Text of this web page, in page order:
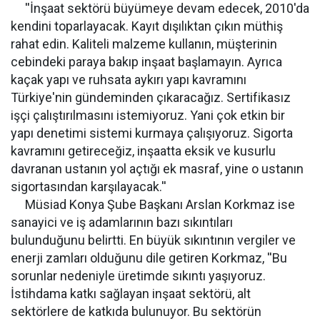
''İnşaat sektörü büyümeye devam edecek, 2010'da
kendini toparlayacak. Kayıt dışılıktan çıkın müthiş
rahat edin. Kaliteli malzeme kullanın, müşterinin
cebindeki paraya bakıp inşaat başlamayın. Ayrıca
kaçak yapı ve ruhsata aykırı yapı kavramını
Türkiye'nin gündeminden çıkaracağız. Sertifikasız
işçi çalıştırılmasını istemiyoruz. Yani çok etkin bir
yapı denetimi sistemi kurmaya çalışıyoruz. Sigorta
kavramını getireceğiz, inşaatta eksik ve kusurlu
davranan ustanın yol açtığı ek masraf, yine o ustanın
sigortasından karşılayacak.''
Müsiad Konya Şube Başkanı Arslan Korkmaz ise
sanayici ve iş adamlarının bazı sıkıntıları
bulunduğunu belirtti. En büyük sıkıntının vergiler ve
enerji zamları olduğunu dile getiren Korkmaz, ''Bu
sorunlar nedeniyle üretimde sıkıntı yaşıyoruz.
İstihdama katkı sağlayan inşaat sektörü, alt
sektörlere de katkıda bulunuyor. Bu sektörün